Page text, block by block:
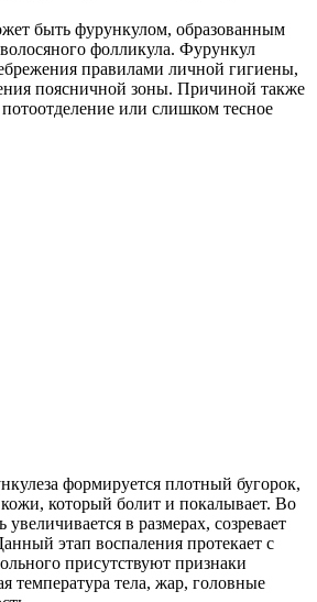
быть фурункулом, образованным
фолликула. Фурункул
правилами личной гигиены,
поясничной зоны. Причиной также
или слишком тесное
формируется плотный бугорок,
который болит и покалывает. Во
в размерах, созревает
этап воспаления протекает с
присутствуют признаки
температура тела, жар, головные